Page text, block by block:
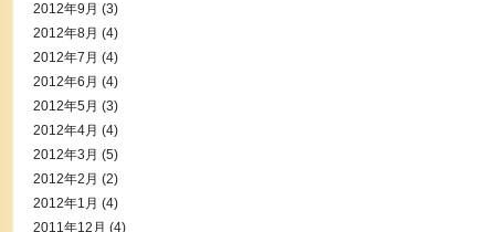
2012年9月 (3)
2012年8月 (4)
2012年7月 (4)
2012年6月 (4)
2012年5月 (3)
2012年4月 (4)
2012年3月 (5)
2012年2月 (2)
2012年1月 (4)
2011年12月 (4)